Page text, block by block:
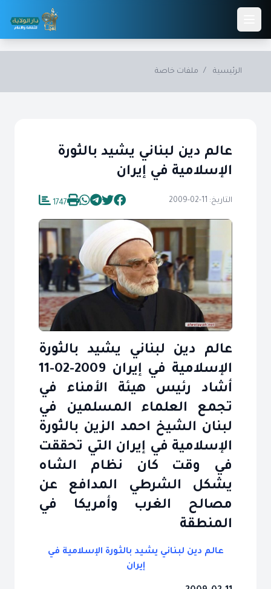
Skip to main content
الرئيسية / ملفات خاصة
عالم دين لبناني يشيد بالثورة
الإسلامية في إيران
التاريخ: 11-02-2009 1747
عالم دين لبناني يشيد بالثورة
الإسلامية في إيران 2009-02-11
أشاد رئيس هيئة الأمناء في
تجمع العلماء المسلمين في
لبنان الشيخ احمد الزين بالثورة
الإسلامية في إيران التي تحققت
في وقت كان نظام الشاه
يشكل الشرطي المدافع عن
مصالح الغرب وأمريكا في
المنطقة
عالم دين لبناني يشيد بالثورة الإسلامية في
إيران